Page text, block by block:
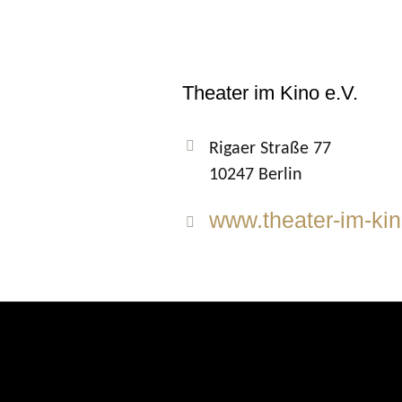
Theater im Kino e.V.
Rigaer Straße 77
10247 Berlin
www.theater-im-